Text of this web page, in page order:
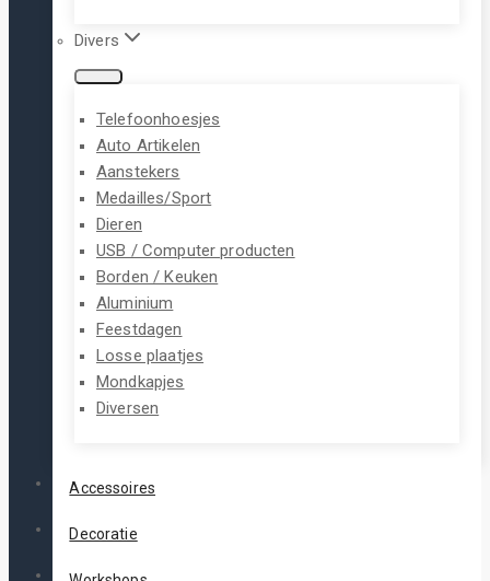
Divers
Telefoonhoesjes
Auto Artikelen
Aanstekers
Medailles/Sport
Dieren
USB / Computer producten
Borden / Keuken
Aluminium
Feestdagen
Losse plaatjes
Mondkapjes
Diversen
Accessoires
Decoratie